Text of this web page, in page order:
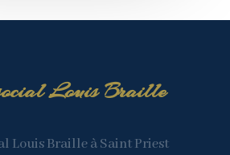
Louis Braille
Louis Braille à Saint Priest